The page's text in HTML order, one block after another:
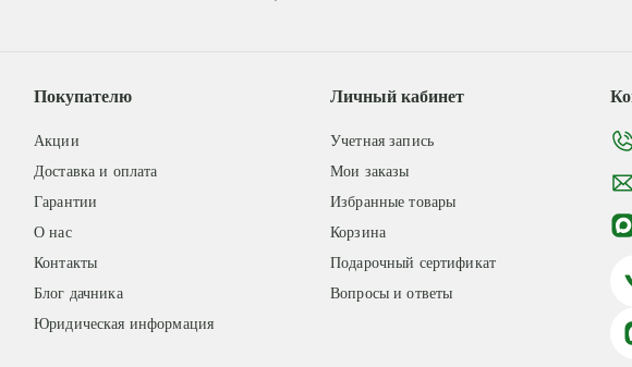
Покупателю
Акции
Доставка и оплата
Гарантии
О нас
Контакты
Блог дачника
Юридическая информация
Личный кабинет
Учетная запись
Мои заказы
Избранные товары
Корзина
Подарочный сертификат
Вопросы и ответы